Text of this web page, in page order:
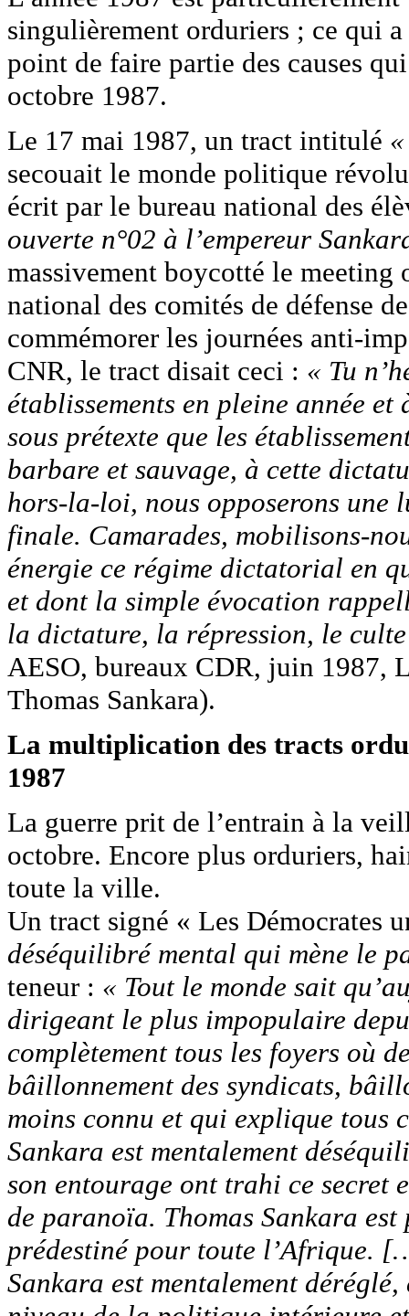
singulièrement orduriers ; ce qui
point de faire partie des causes
octobre 1987.
Le 17 mai 1987, un tract intitulé
secouait le monde politique
écrit par le bureau national des
ouverte n°02 à l’empereur
massivement boycotté le meeting
national des comités de défense
commémorer les journées anti-
CNR, le tract disait ceci : « Tu
établissements en pleine année et
sous prétexte que les
barbare et sauvage, à cette
hors-la-loi, nous opposerons une
finale. Camarades, mobilisons-
énergie ce régime dictatorial en
et dont la simple évocation
la dictature, la répression, le
AESO, bureaux CDR, juin 1987,
Thomas Sankara).
La multiplication des tracts
1987
La guerre prit de l’entrain à la
octobre. Encore plus orduriers,
toute la ville.
Un tract signé « Les Démocrates
déséquilibré mental qui mène le
teneur : « Tout le monde sait
dirigeant le plus impopulaire
complètement tous les foyers où
bâillonnement des syndicats,
moins connu et qui explique tous
Sankara est mentalement
son entourage ont trahi ce secret
de paranoïa. Thomas Sankara
prédestiné pour toute l’Afrique.
Sankara est mentalement